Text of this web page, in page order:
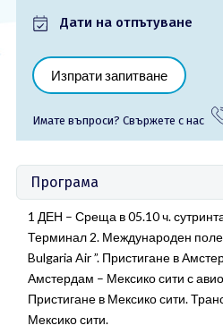
Дати на отпътуване
Изпрати запитване
Имате въпроси? Cвържете с нас
Програма
1 ДЕН – Среща в 05.10 ч.
Терминал 2. Международен
Bulgaria Air ”. Пристигане в
Амстердам – Мексико сити с
Пристигане в Мексико сити.
Мексико сити.